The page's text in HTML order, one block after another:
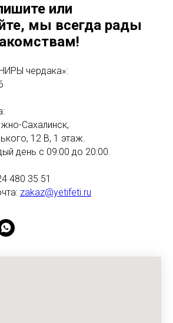
или
мы всегда рады
чердака»:
Сахалинск,
12 В, 1 этаж.
день с 09:00 до 20:00.
480 35 51
zakaz@yetifeti.ru